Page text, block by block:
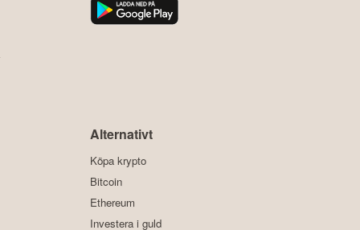
Alternativt
Köpa krypto
Bitcoin
Ethereum
Investera i guld